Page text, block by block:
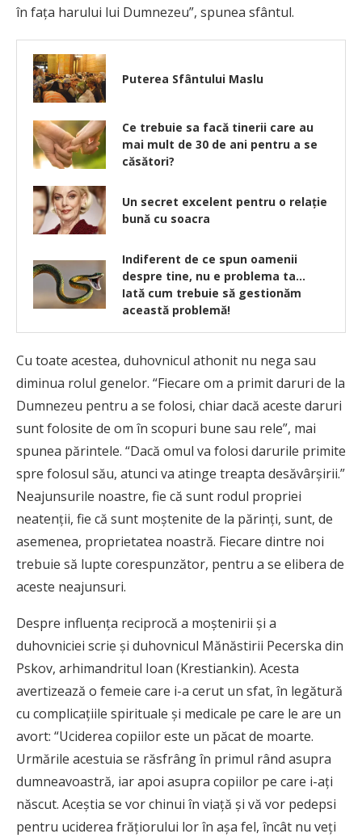
în faţa harului lui Dumnezeu”, spunea sfântul.
Puterea Sfântului Maslu
Ce trebuie sa facă tinerii care au
mai mult de 30 de ani pentru a se
căsători?
Un secret excelent pentru o relație
bună cu soacra
Indiferent de ce spun oamenii
despre tine, nu e problema ta…
Iată cum trebuie să gestionăm
această problemă!
Cu toate acestea, duhovnicul athonit nu nega sau
diminua rolul genelor. “Fiecare om a primit daruri de la
Dumnezeu pentru a se folosi, chiar dacă aceste daruri
sunt folosite de om în scopuri bune sau rele”, mai
spunea părintele. “Dacă omul va folosi darurile primite
spre folosul său, atunci va atinge treapta desăvârşirii.”
Neajunsurile noastre, fie că sunt rodul propriei
neatenţii, fie că sunt moştenite de la părinţi, sunt, de
asemenea, proprietatea noastră. Fiecare dintre noi
trebuie să lupte corespunzător, pentru a se elibera de
aceste neajunsuri.
Despre influenţa reciprocă a moştenirii şi a
duhovniciei scrie şi duhovnicul Mănăstirii Pecerska din
Pskov, arhimandritul Ioan (Krestiankin). Acesta
avertizează o femeie care i-a cerut un sfat, în legătură
cu complicaţiile spirituale şi medicale pe care le are un
avort: “Uciderea copiilor este un păcat de moarte.
Urmările acestuia se răsfrâng în primul rând asupra
dumneavoastră, iar apoi asupra copiilor pe care i-aţi
născut. Aceştia se vor chinui în viaţă şi vă vor pedepsi
pentru uciderea frăţiorului lor în aşa fel, încât nu veţi